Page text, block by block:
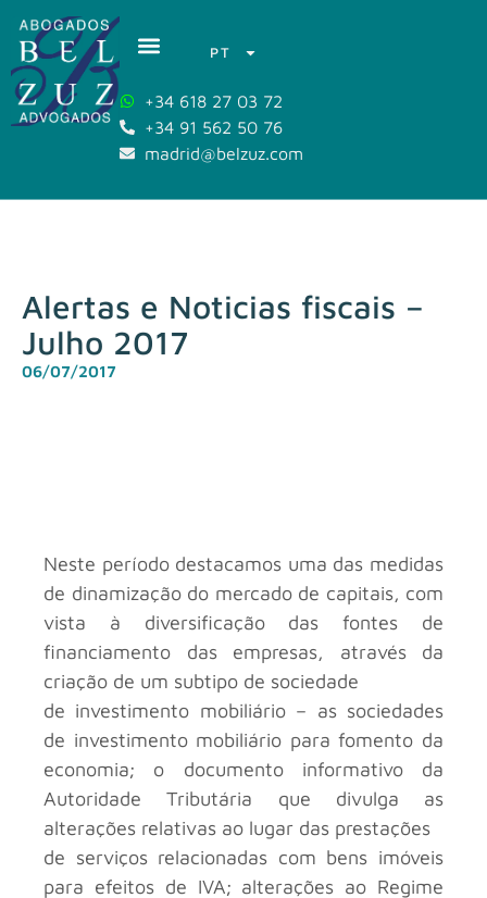
PT
+34 618 27 03 72
+34 91 562 50 76
madrid@belzuz.com
Alertas e Noticias fiscais –
Julho 2017
06/07/2017
Neste período destacamos uma das medidas
de dinamização do mercado de capitais, com
vista à diversificação das fontes de
financiamento das empresas, através da
criação de um subtipo de sociedade
de investimento mobiliário – as sociedades
de investimento mobiliário para fomento da
economia; o documento informativo da
Autoridade Tributária que divulga as
alterações relativas ao lugar das prestações
de serviços relacionadas com bens imóveis
para efeitos de IVA; alterações ao Regime